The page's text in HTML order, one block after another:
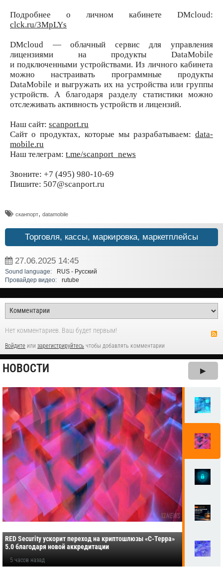
Подробнее о личном кабинете DMcloud:
clck.ru/3MpLYs
DMcloud — облачный сервис для управления
лицензиями на продукты DataMobile
и подключенными устройствами. Из личного кабинета
можно настраивать программные продукты
DataMobile и выгружать их на устройства или группы
устройств. А благодаря разделу статистики можно
отслеживать активность устройств и лицензий.
Наш сайт: scanport.ru
Сайт о продуктах, которые мы разрабатываем: data-
mobile.ru
Наш телеграм: t.me/scanport_news
Звоните: +7 (495) 980-10-69
Пишите: 507@scanport.ru
сканпорт, datamobile
Торговля, кассы, маркировка, маркетплейсы
27.06.2025 14:45
Sound language:
RUS - Русский
Провайдер видео:
rutube
Нет комментариев. Ваш будет первым!
Войдите или зарегистрируйтесь чтобы добавлять комментарии
НОВОСТИ ▶
RED Security ускорит переход на криптошлюзы «С-Терра»
5.0 благодаря новой аккредитации
5 часов назад